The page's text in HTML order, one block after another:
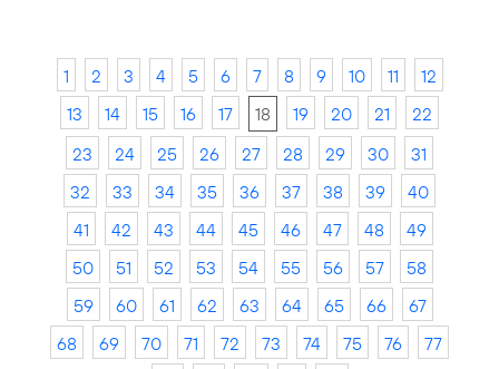
1 2 3 4 5 6 7 8 9 10 11
12
13
14 15 16 17 18 19 20 21
22
23
24 25 26 27 28 29 30
31
32
33 34 35 36 37 38 39
40
41
42 43 44 45 46 47 48
49
50
51 52 53 54 55 56 57
58
59
60 61 62 63 64 65 66
67
68
69 70 71 72 73 74 75 76
77